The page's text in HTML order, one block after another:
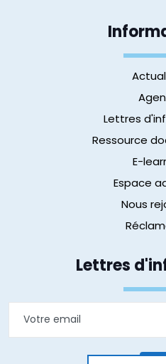
Lettres
Ressource
E-
Espace
Nous
Lettres